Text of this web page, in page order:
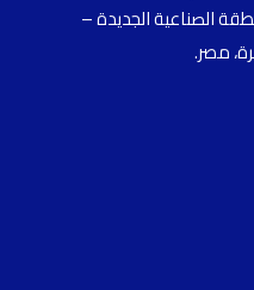
القطع 36 و37، المنطقة الصناعية الجديدة –
مصر.